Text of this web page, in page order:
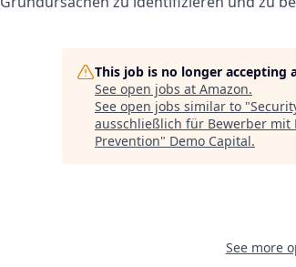
This job is no longer accepting
See open jobs at Amazon.
See open jobs similar to "
ausschließlich für Bewerber mit
Prevention" Demo Capital.
See more